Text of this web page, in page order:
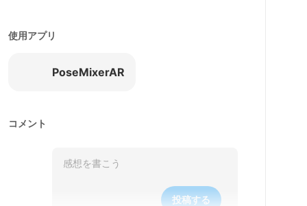
使用アプリ
PoseMixerAR
コメント
投稿する